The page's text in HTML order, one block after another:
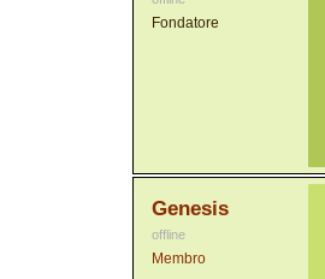
Fondatore
Genesis
offline
Membro